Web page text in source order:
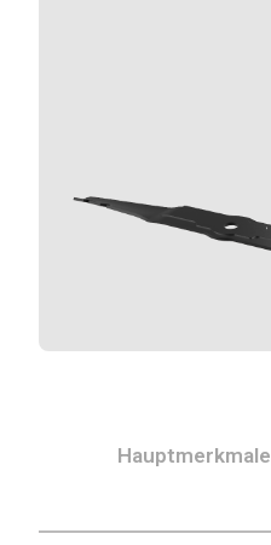
Hauptmerkmale